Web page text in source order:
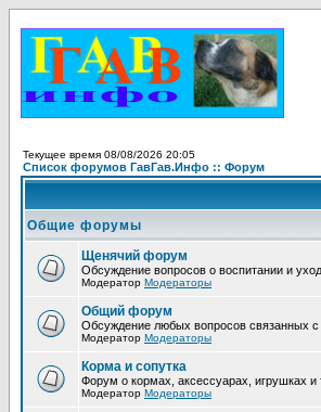
Текущее время 08/08/2026 20:05
Список форумов ГавГав.Инфо :: Форум
Общие форумы
Щенячий форум
Обсуждение вопросов о воспитании и
Модератор Модераторы
Общий форум
Обсуждение любых вопросов связанных с
Модератор Модераторы
Корма и сопутка
Форум о кормах, аксессуарах, игрушках и
Модератор Модераторы